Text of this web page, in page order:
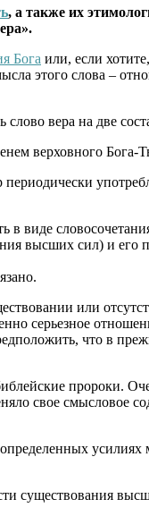
, а также их
Бога или, если
этого слова –
вера на две
верховного Бога-
в виде
высших сил) и его
или
серьезное
что в
пророки.
свое смысловое
усилиях
существования